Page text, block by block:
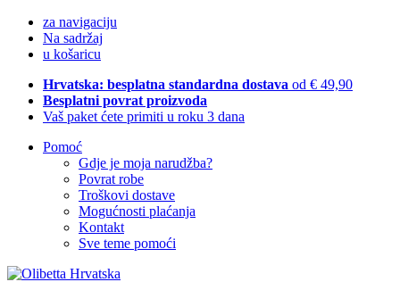
za navigaciju
Na sadržaj
u košaricu
Hrvatska: besplatna standardna dostava od € 49,90
Besplatni povrat proizvoda
Vaš paket ćete primiti u roku 3 dana
Pomoć
Gdje je moja narudžba?
Povrat robe
Troškovi dostave
Mogućnosti plaćanja
Kontakt
Sve teme pomoći